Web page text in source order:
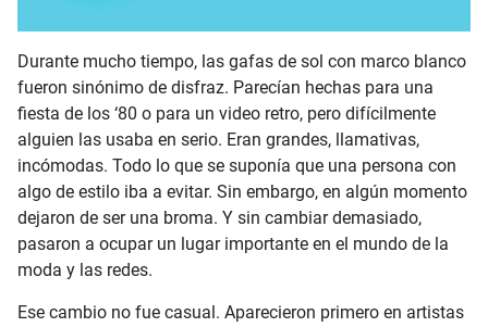
Durante mucho tiempo, las gafas de sol con marco blanco
fueron sinónimo de disfraz. Parecían hechas para una
fiesta de los ‘80 o para un video retro, pero difícilmente
alguien las usaba en serio. Eran grandes, llamativas,
incómodas. Todo lo que se suponía que una persona con
algo de estilo iba a evitar. Sin embargo, en algún momento
dejaron de ser una broma. Y sin cambiar demasiado,
pasaron a ocupar un lugar importante en el mundo de la
moda y las redes.
Ese cambio no fue casual. Aparecieron primero en artistas